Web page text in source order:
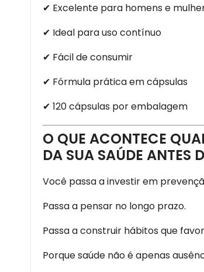
✔ Excelente para homens e
✔ Ideal para uso contínuo
✔ Fácil de consumir
✔ Fórmula prática em cápsulas
✔ 120 cápsulas por embalagem
O QUE ACONTECE
DA SUA SAÚDE ANTES
Você passa a investir em
Passa a pensar no longo prazo.
Passa a construir hábitos que
Porque saúde não é apenas